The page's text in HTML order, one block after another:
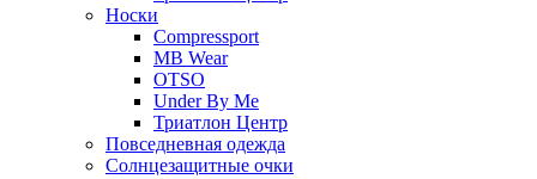
Носки
Compressport
MB Wear
OTSO
Under By Me
Триатлон Центр
Повседневная одежда
Солнцезащитные очки